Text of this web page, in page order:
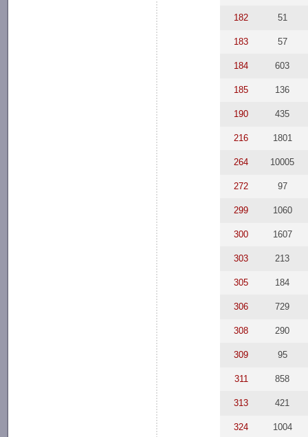
182 51
183 57
184 603
185 136
190 435
216 1801
264 10005
272 97
299 1060
300 1607
303 213
305 184
306 729
308 290
309 95
311 858
313 421
324 1004